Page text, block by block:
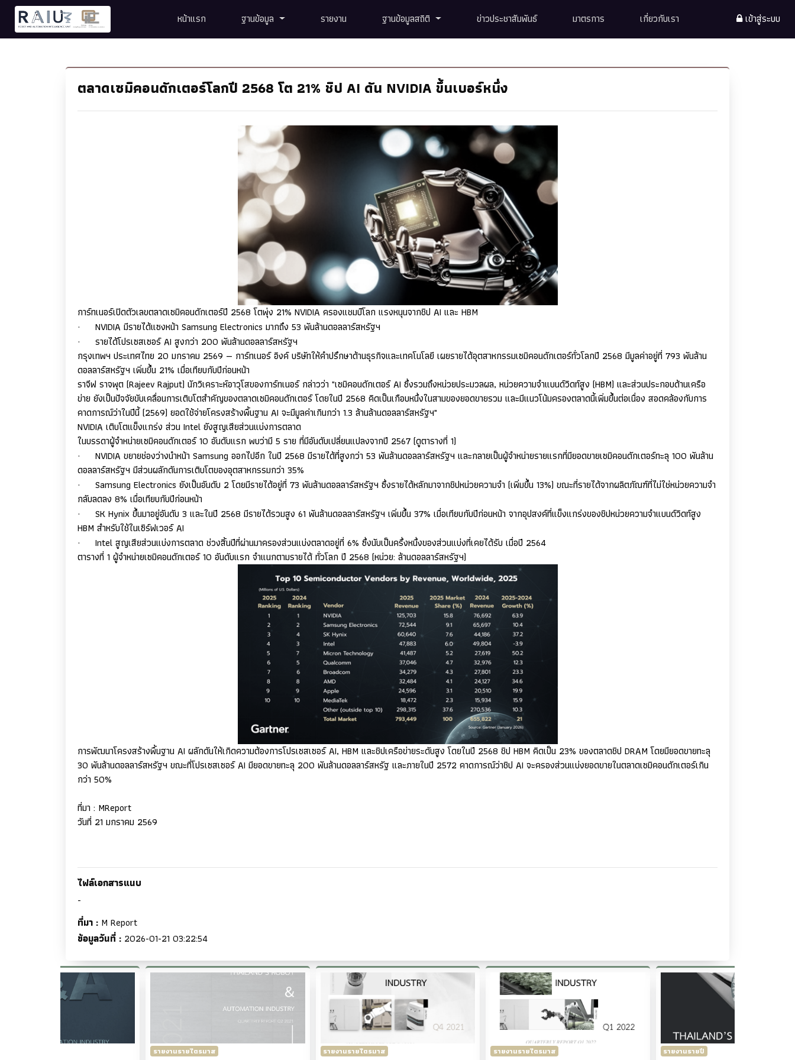
หน้าแรก ฐานข้อมูล รายงาน ฐานข้อมูลสถิติ ข่าวประชาสัมพันธ์ มาตรการ เกี่ยวกับเรา เข้าสู่ระบบ
ตลาดเซมิคอนดักเตอร์โลกปี 2568 โต 21% ชิป AI ดัน NVIDIA ขึ้นเบอร์หนึ่ง
การ์ทเนอร์เปิดตัวเลขตลาดเซมิคอนดักเตอร์ปี 2568 โตพุ่ง 21% NVIDIA ครองแชมป์โลก แรงหนุนจากชิป AI และ HBM
·
NVIDIA มีรายได้แซงหน้า Samsung Electronics มากถึง 53 พันล้านดอลลาร์สหรัฐฯ
·
รายได้โปรเซสเซอร์AI สูงกว่า 200 พันล้านดอลลาร์สหรัฐฯ
กรุงเทพฯ ประเทศไทย 20 มกราคม 2569 — การ์ทเนอร์ อิงค์ บริษัทให้คำปรึกษาด้านธุรกิจและเทคโนโลยี เผยรายได้อุตสาหกรรมเซมิคอนดักเตอร์ทั่วโลกปี 2568 มีมูลค่าอยู่ที่ 793 พันล้าน
ดอลลาร์สหรัฐฯ เพิ่มขึ้น 21% เมื่อเทียบกับปีก่อนหน้า
ราจีฟ ราจพุต (Rajeev Rajput) นักวิเคราะห์อาวุโสของการ์ทเนอร์ กล่าวว่า "เซมิคอนดักเตอร์AI ซึ่งรวมถึงหน่วยประมวลผล, หน่วยความจำแบนด์วิดท์สูง (HBM) และส่วนประกอบด้านเครือ
ข่าย ยังเป็นปัจจัยขับเคลื่อนการเติบโตสำคัญของตลาดเซมิคอนดักเตอร์ โดยในปี 2568 คิดเป็นเกือบหนึ่งในสามของยอดขายรวม และมีแนวโน้มครองตลาดนี้เพิ่มขึ้นต่อเนื่อง สอดคล้องกับการ
คาดการณ์ว่าในปีนี้ (2569) ยอดใช้จ่ายโครงสร้างพื้นฐาน AI จะมีมูลค่าเกินกว่า 1.3 ล้านล้านดอลลาร์สหรัฐฯ"
NVIDIA เติบโตแข็งแกร่ง ส่วน Intel ยังสูญเสียส่วนแบ่งการตลาด
ในบรรดาผู้จำหน่ายเซมิคอนดักเตอร์10 อันดับแรก พบว่ามี 5 ราย ที่มีอันดับเปลี่ยนแปลงจากปี 2567 (ดูตารางที่ 1)
·
NVIDIA ขยายช่องว่างนำหน้า Samsung ออกไปอีก ในปี 2568 มีรายได้ที่สูงกว่า 53 พันล้านดอลลาร์สหรัฐฯ และกลายเป็นผู้จำหน่ายรายแรกที่มียอดขายเซมิคอนดักเตอร์ทะลุ 100 พันล้าน
ดอลลาร์สหรัฐฯ มีส่วนผลักดันการเติบโตของอุตสาหกรรมกว่า 35%
·
Samsung Electronics ยังเป็นอันดับ 2 โดยมีรายได้อยู่ที่ 73 พันล้านดอลลาร์สหรัฐฯ ซึ่งรายได้หลักมาจากชิปหน่วยความจำ (เพิ่มขึ้น 13%) ขณะที่รายได้จากผลิตภัณฑ์ที่ไม่ใช่หน่วยความจำ
กลับลดลง 8% เมื่อเทียบกับปีก่อนหน้า
·
SK Hynix ขึ้นมาอยู่อันดับ 3 และในปี 2568 มีรายได้รวมสูง 61 พันล้านดอลลาร์สหรัฐฯ เพิ่มขึ้น 37% เมื่อเทียบกับปีก่อนหน้า จากอุปสงค์ที่แข็งแกร่งของชิปหน่วยความจำแบนด์วิดท์สูง
HBM สำหรับใช้ในเซิร์ฟเวอร์AI
·
Intel สูญเสียส่วนแบ่งการตลาด ช่วงสิ้นปีที่ผ่านมาครองส่วนแบ่งตลาดอยู่ที่ 6% ซึ่งนับเป็นครึ่งหนึ่งของส่วนแบ่งที่เคยได้รับ เมื่อปี 2564
ตารางที่ 1 ผู้จำหน่ายเซมิคอนดักเตอร์10 อันดับแรก จำแนกตามรายได้ ทั่วโลก ปี 2568 (หน่วย: ล้านดอลลาร์สหรัฐฯ)
การพัฒนาโครงสร้างพื้นฐาน AI ผลักดันให้เกิดความต้องการโปรเซสเซอร์AI, HBM และชิปเครือข่ายระดับสูง โดยในปี 2568 ชิป HBM คิดเป็น 23% ของตลาดชิป DRAMโดยมียอดขายทะลุ
30 พันล้านดอลลาร์สหรัฐฯ ขณะที่โปรเซสเซอร์AI มียอดขายทะลุ 200 พันล้านดอลลาร์สหรัฐ และภายในปี 2572 คาดการณ์ว่าชิป AI จะครองส่วนแบ่งยอดขายในตลาดเซมิคอนดักเตอร์เกิน
กว่า 50%
ที่มา : MReport
วันที่ 21 มกราคม 2569
ไฟล์เอกสารแนบ
-
ที่มา : M Report
ข้อมูลวันที่ : 2026-01-21 03:22:54
รายงานรายไตรมาส รายงานรายไตรมาส รายงานรายปี รายงานรายไตรมาส